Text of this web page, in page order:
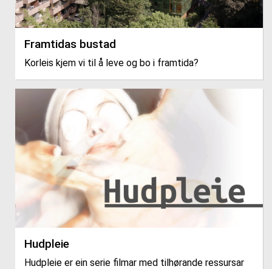
Framtidas bustad
Korleis kjem vi til å leve og bo i framtida?
Hudpleie
Hudpleie er ein serie filmar med tilhørande ressursar